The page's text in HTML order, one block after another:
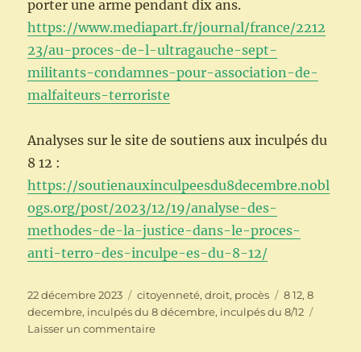
porter une arme pendant dix ans.
https://www.mediapart.fr/journal/france/2212
23/au-proces-de-l-ultragauche-sept-
militants-condamnes-pour-association-de-
malfaiteurs-terroriste
Analyses sur le site de soutiens aux inculpés du
8 12 :
https://soutienauxinculpeesdu8decembre.nobl
ogs.org/post/2023/12/19/analyse-des-
methodes-de-la-justice-dans-le-proces-
anti-terro-des-inculpe-es-du-8-12/
Publié
le
22 décembre 2023 Catégories
citoyenneté,droit, procès Étiquettes
8 12,8
decembre, inculpés du 8 décembre, inculpés du 8/12
Laisser un commentairesur